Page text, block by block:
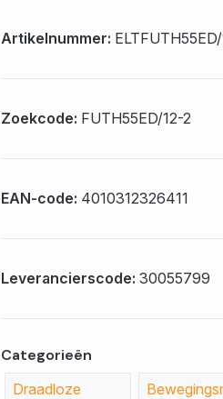
Artikelnummer:
Zoekcode: FUTH55ED/12-2
EAN-code: 4010312326411
Leverancierscode: 30055799
Categorieën
Draadloze